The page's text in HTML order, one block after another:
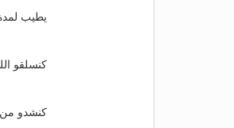
يطيب لمدة 30
كنسلقو
كنشدو